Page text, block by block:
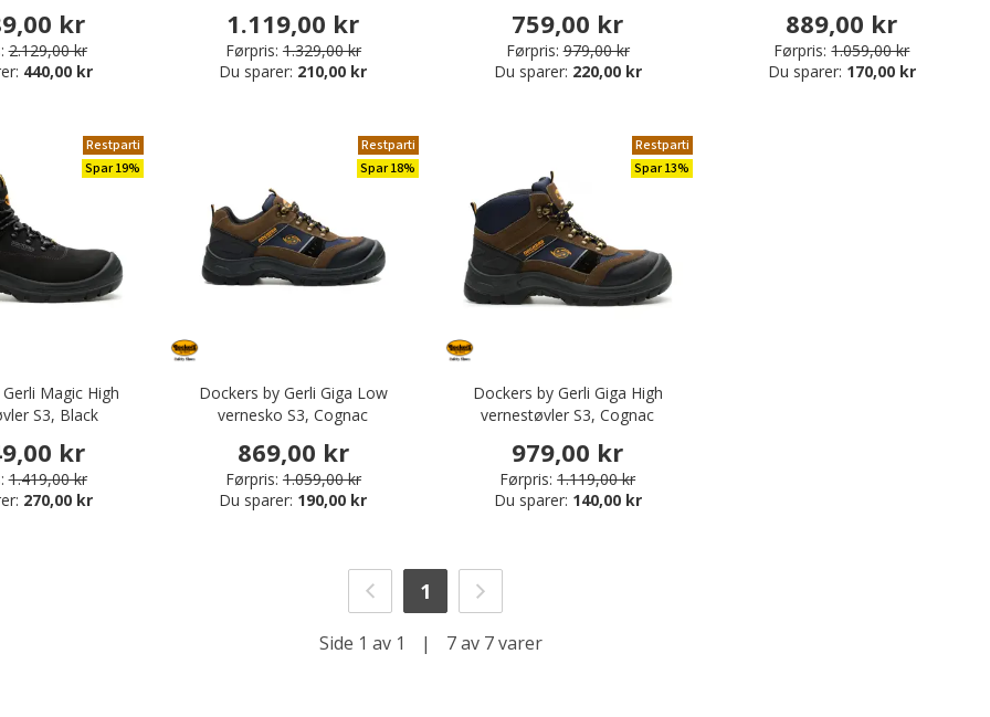
kr
2.129,00 kr
440,00 kr
1.119,00 kr
Førpris: 1.329,00 kr
Du sparer: 210,00 kr
759,00 kr
Førpris: 979,00 kr
Du sparer: 220,00 kr
889,00 kr
Førpris: 1.059,00 kr
Du sparer: 170,00 kr
Restparti
Spar 19%
Magic High
S3, Black
kr
1.419,00 kr
270,00 kr
Restparti
Spar 18%
Dockers by Gerli Giga Low
vernesko S3, Cognac
869,00 kr
Førpris: 1.059,00 kr
Du sparer: 190,00 kr
Restparti
Spar 13%
Dockers by Gerli Giga High
vernestøvler S3, Cognac
979,00 kr
Førpris: 1.119,00 kr
Du sparer: 140,00 kr
1
Side 1 av 1 | 7 av 7 varer